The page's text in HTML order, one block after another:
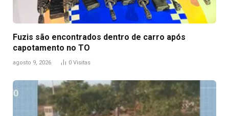
Fuzis são encontrados dentro de carro após
capotamento no TO
agosto 9, 2026 0 Visitas